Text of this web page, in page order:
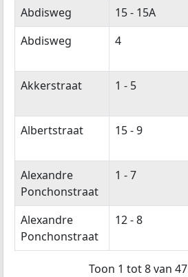
Abdisweg 15 - 15A
Abdisweg
4
Akkerstraat 1 - 5
Albertstraat 15 - 9
Alexandre
Ponchonstraat
1 - 7
Alexandre
Ponchonstraat
12 - 8
Toon 1 tot 8 van